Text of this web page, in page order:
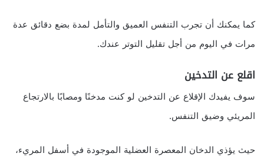
كما يمكنك أن تجرب التنفس العميق والتأمل لمدة بضع دقائق عدة
مرات في اليوم من أجل تقليل التوتر عندك.
اقلع عن التدخين
سوف يفيدك الإقلاع عن التدخين لو كنت مدخنًا ومصابًا بالارتجاع
المريئي وضيق التنفس.
حيث يؤذي الدخان المعصرة العضلية الموجودة في أسفل المريء،